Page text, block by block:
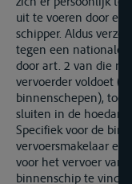
uit te voeren door
schipper. Aldus
tegen een nationale
door art. 2 van die
vervoerder voldoet
binnenschepen),
sluiten in de
Specifiek voor de
vervoersmakelaar
voor het vervoer van
binnenschip te